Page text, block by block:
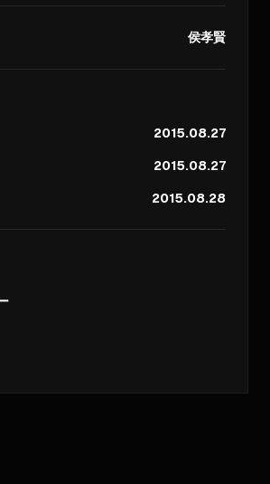
侯孝賢
2015.08.27
2015.08.27
2015.08.28